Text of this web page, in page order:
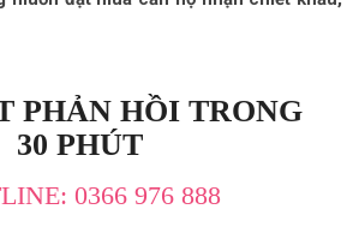
PHẢN HỒI TRONG
30 PHÚT
0366 976 888